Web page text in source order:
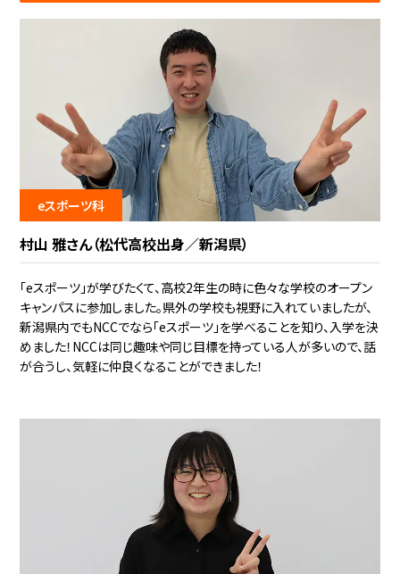
eスポーツ科
村山 雅さん（松代高校出身／新潟県）
「eスポーツ」が学びたくて、高校2年生の時に色々な学校のオープン
キャンパスに参加しました。県外の学校も視野に入れていましたが、
新潟県内でもNCCでなら「eスポーツ」を学べることを知り、入学を決
めました！NCCは同じ趣味や同じ目標を持っている人が多いので、話
が合うし、気軽に仲良くなることができました！